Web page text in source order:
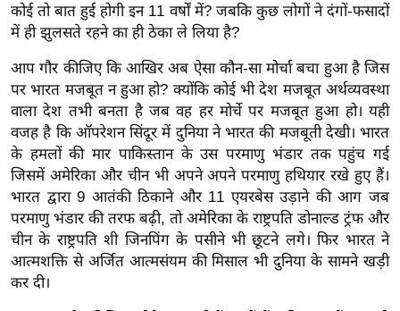
s
ला
इ
फ
स्टा
इ
ल
टे
क्नॉ
लॉ
जी
ब्यू
कोई तो बात हुई होगी इन 11 वर्षों में? जबकि कुछ लोगों ने दंगों-फसादों
में ही झुलसते रहने का ही ठेका ले लिया है?
आप गौर कीजिए कि आखिर अब ऐसा कौन-सा मोर्चा बचा हुआ है जिस
पर भारत मजबूत न हुआ हो? क्योंकि कोई भी देश मजबूत अर्थव्यवस्था
वाला देश तभी बनता है जब वह हर मोर्चे पर मजबूत हुआ हो। यही
वजह है कि ऑपरेशन सिंदूर में दुनिया ने भारत की मजबूती देखी। भारत
के हमलों की मार पाकिस्तान के उस परमाणु भंडार तक पहुंच गई
जिसमें अमेरिका और चीन भी अपने अपने परमाणु हथियार रखे हुए हैं।
भारत द्वारा 9 आतंकी ठिकाने और 11 एयरबेस उड़ाने की आग जब
परमाणु भंडार की तरफ बढ़ी, तो अमेरिका के राष्ट्रपति डोनाल्ड ट्रंफ और
चीन के राष्ट्रपति शी जिनपिंग के पसीने भी छूटने लगे। फिर भारत ने
आत्मशक्ति से अर्जित आत्मसंयम की मिसाल भी दुनिया के सामने खड़ी
कर दी।